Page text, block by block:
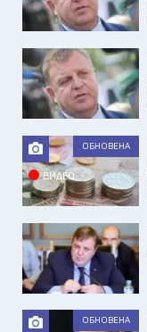
ВИДЕО
ОБНОВЕНА
ОБНОВЕНА